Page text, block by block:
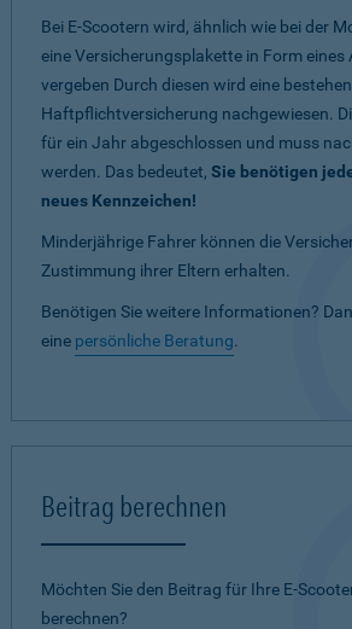
Bei E-Scootern wird, ähnlich wie bei der
eine Versicherungsplakette in Form eines
vergeben Durch diesen wird eine
Haftpflichtversicherung nachgewiesen.
für ein Jahr abgeschlossen und muss
werden. Das bedeutet, Sie benötigen
neues Kennzeichen!
Minderjährige Fahrer können die
Zustimmung ihrer Eltern erhalten.
Benötigen Sie weitere Informationen?
eine persönliche Beratung.
Beitrag berechnen
Möchten Sie den Beitrag für Ihre E-
berechnen?